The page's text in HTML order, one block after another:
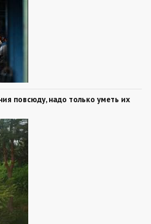
повсюду, надо только уметь их